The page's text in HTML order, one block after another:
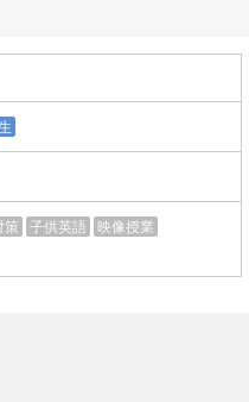
策 子供英語
映像授業